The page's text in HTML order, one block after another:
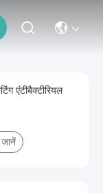
एंटीबैक्टीरियल